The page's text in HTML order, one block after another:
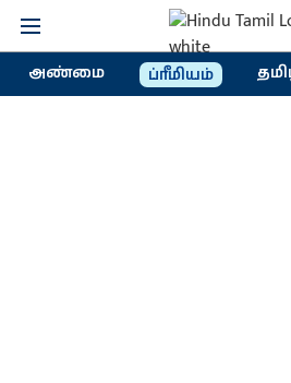
அண்மை ப்ரீமியம்